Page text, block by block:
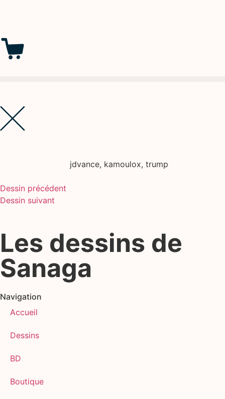
jdvance, kamoulox, trump
Dessin précédent
Dessin suivant
Les dessins de
Sanaga
Navigation
Accueil
Dessins
BD
Boutique